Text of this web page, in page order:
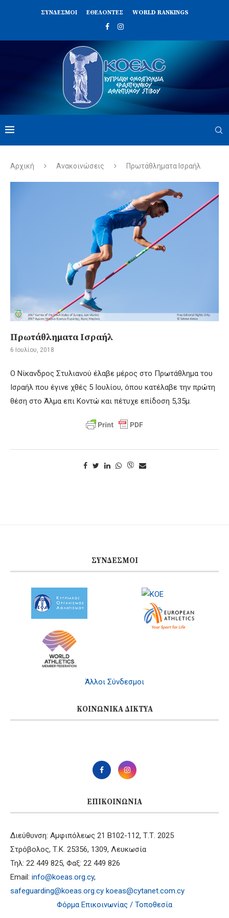
ΣΥΝΔΈΣΜΟΙ ΕΘΕΛΟΝΤΈΣ WORLD RANKINGS
Αρχική Ανακοινώσεις Πρωτάθληματα Ισραήλ
Πρωτάθληματα Ισραήλ
6 Ιουλίου, 2018
Ο Νίκανδρος Στυλιανού έλαβε μέρος στο Πρωτάθλημα του
Ισραήλ που έγινε χθές 5 Ιουλίου, όπου κατέλαβε την πρώτη
θέση στο Άλμα επι Κοντώ και πέτυχε επίδοση 5,35μ.
ΣΎΝΔΕΣΜΟΙ
Άλλοι Σύνδεσμοι
ΚΟΙΝΩΝΙΚΆ ΔΊΚΤΥΑ
ΕΠΙΚΟΙΝΩΝΊΑ
Διεύθυνση: Αμφιπόλεως 21 B102-112, Τ.Τ. 2025
Στρόβολος, Τ.Κ. 25356, 1309, Λευκωσία
Τηλ: 22 449 825, Φαξ: 22 449 826
Email: info@koeas.org.cy,
safeguarding@koeas.org.cy koeas@cytanet.com.cy
Φόρμα Επικοινωνίας / Τοποθεσία